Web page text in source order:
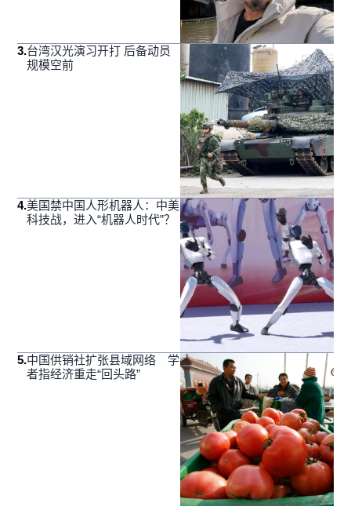
3.台湾汉光演习开打 后备动员
规模空前
4.美国禁中国人形机器人：中美
科技战，进入“机器人时代”？
5.中国供销社扩张县域网络 学
者指经济重走“回头路”